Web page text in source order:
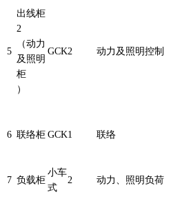
5
出线柜
2
（动力
及照明
柜
）
GCK2 动力及照明控制
6 联络柜 GCK1 联络
7 负载柜
小车
式
2 动力、照明负荷